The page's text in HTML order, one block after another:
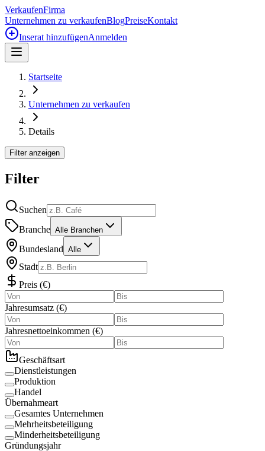
VerkaufenFirma
Unternehmen zu verkaufenBlogPreiseKontakt
Inserat hinzufügenAnmelden
Startseite
Unternehmen zu verkaufen
Details
Filter anzeigen
Filter
Suchen
Branche Alle Branchen
Bundesland Alle
Stadt
Preis (€)
Jahresumsatz (€)
Jahresnettoeinkommen (€)
Geschäftsart
Dienstleistungen
Produktion
Handel
Übernahmeart
Gesamtes Unternehmen
Mehrheitsbeteiligung
Minderheitsbeteiligung
Gründungsjahr